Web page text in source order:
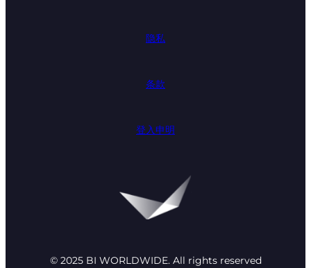
隐私
条款
登入申明
© 2025 BI WORLDWIDE. All rights reserved